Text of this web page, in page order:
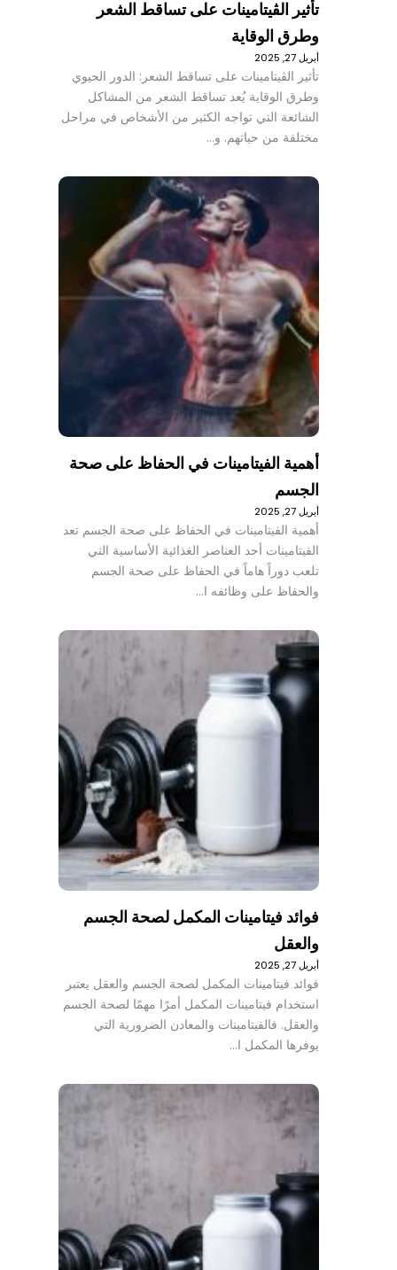
تأثير الڤيتامينات على تساقط الشعر
وطرق الوقاية
أبريل 27, 2025
تأثير الڤيتامينات على تساقط الشعر: الدور الحيوي
وطرق الوقاية يُعد تساقط الشعر من المشاكل
الشائعة التي تواجه الكثير من الأشخاص في مراحل
مختلفة من حياتهم. و…
أهمية الفيتامينات في الحفاظ على صحة
الجسم
أبريل 27, 2025
أهمية الفيتامينات في الحفاظ على صحة الجسم تعد
الفيتامينات أحد العناصر الغذائية الأساسية التي
تلعب دوراً هاماً في الحفاظ على صحة الجسم
والحفاظ على وظائفه ا…
فوائد فيتامينات المكمل لصحة الجسم
والعقل
أبريل 27, 2025
فوائد فيتامينات المكمل لصحة الجسم والعقل يعتبر
استخدام فيتامينات المكمل أمرًا مهمًا لصحة الجسم
والعقل. فالفيتامينات والمعادن الضرورية التي
يوفرها المكمل ا…